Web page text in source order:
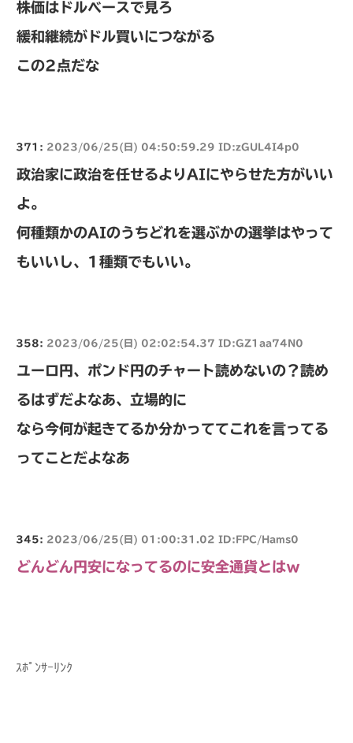
株価はドルベースで見ろ
緩和継続がドル買いにつながる
この2点だな
371: 2023/06/25(日) 04:50:59.29 ID:zGUL4I4p0
政治家に政治を任せるよりAIにやらせた方がいい
よ。
何種類かのAIのうちどれを選ぶかの選挙はやって
もいいし、1種類でもいい。
358: 2023/06/25(日) 02:02:54.37 ID:GZ1aa74N0
ユーロ円、ポンド円のチャート読めないの？読め
るはずだよなあ、立場的に
なら今何が起きてるか分かっててこれを言ってる
ってことだよなあ
345: 2023/06/25(日) 01:00:31.02 ID:FPC/Hams0
どんどん円安になってるのに安全通貨とはｗ
ｽﾎﾟﾝｻｰﾘﾝｸ